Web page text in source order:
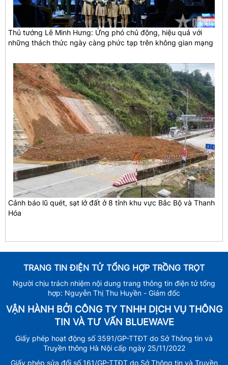
Thủ tướng Lê Minh Hưng: Ứng phó chủ động, hiệu quả với
những thách thức ngày càng phức tạp trên không gian mạng
Cảnh báo lũ quét, sạt lở đất ở 8 tỉnh khu vực Bắc Bộ và Thanh
Hóa
TRANG TIN ĐIỆN TỬ TỔNG HỢP TRỒNG TRỌT
Người chịu trách nhiệm nội dung trang thông tin điện tử tổng
hợp: Nguyễn Thị Thu Huyền - Giám đốc
VẬN HÀNH BỞI CÔNG TY TNHH DỊCH VỤ THÔNG
TIN VÀ TƯ VẤN BLUEWAVE
Giấy phép hoạt động số 3591/GP-TTĐT do Sở Thông tin và
Truyền thông Hà Nội cấp ngày 25/11/2022
Giấy phép sửa đổi số 161/GP-TTĐT do Sở Thông tin và Truyền